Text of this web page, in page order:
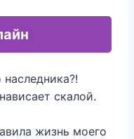
скалой.
жизнь моего